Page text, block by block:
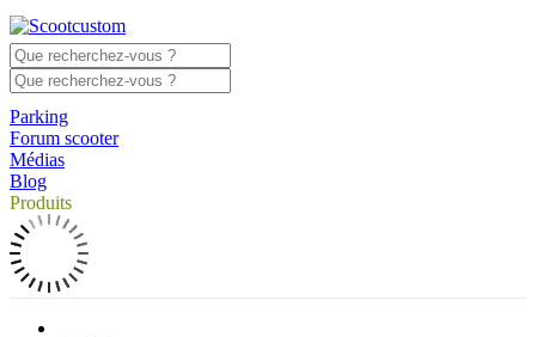
Parking
Forum scooter
Médias
Blog
Produits